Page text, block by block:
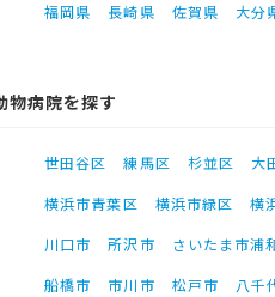
福岡県 長崎県 佐賀県 大分
物病院を探す
世田谷区 練馬区 杉並区 大
横浜市青葉区 横浜市緑区 横
川口市 所沢市 さいたま市浦
船橋市 市川市 松戸市 八千